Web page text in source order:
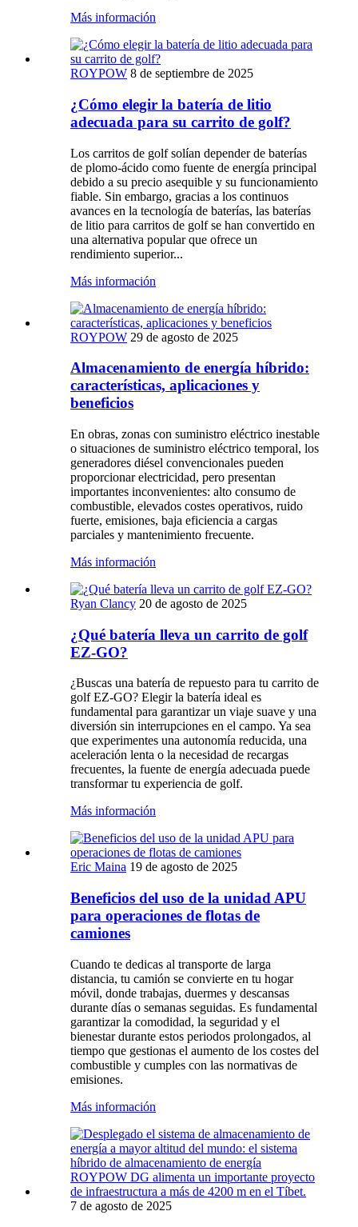
Más información
ROYPOW 8 de septiembre de 2025
¿Cómo elegir la batería de litio
adecuada para su carrito de golf?
Los carritos de golf solían depender de baterías
de plomo-ácido como fuente de energía principal
debido a su precio asequible y su funcionamiento
fiable. Sin embargo, gracias a los continuos
avances en la tecnología de baterías, las baterías
de litio para carritos de golf se han convertido en
una alternativa popular que ofrece un
rendimiento superior...
Más información
ROYPOW 29 de agosto de 2025
Almacenamiento de energía híbrido:
características, aplicaciones y
beneficios
En obras, zonas con suministro eléctrico inestable
o situaciones de suministro eléctrico temporal, los
generadores diésel convencionales pueden
proporcionar electricidad, pero presentan
importantes inconvenientes: alto consumo de
combustible, elevados costes operativos, ruido
fuerte, emisiones, baja eficiencia a cargas
parciales y mantenimiento frecuente.
Más información
Ryan Clancy 20 de agosto de 2025
¿Qué batería lleva un carrito de golf
EZ-GO?
¿Buscas una batería de repuesto para tu carrito de
golf EZ-GO? Elegir la batería ideal es
fundamental para garantizar un viaje suave y una
diversión sin interrupciones en el campo. Ya sea
que experimentes una autonomía reducida, una
aceleración lenta o la necesidad de recargas
frecuentes, la fuente de energía adecuada puede
transformar tu experiencia de golf.
Más información
Eric Maina 19 de agosto de 2025
Beneficios del uso de la unidad APU
para operaciones de flotas de
camiones
Cuando te dedicas al transporte de larga
distancia, tu camión se convierte en tu hogar
móvil, donde trabajas, duermes y descansas
durante días o semanas seguidas. Es fundamental
garantizar la comodidad, la seguridad y el
bienestar durante estos periodos prolongados, al
tiempo que gestionas el aumento de los costes del
combustible y cumples con las normativas de
emisiones.
Más información
7 de agosto de 2025